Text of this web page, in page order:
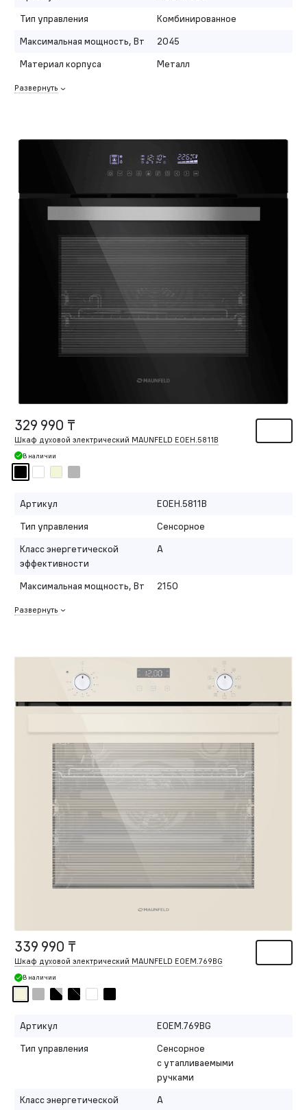
Тип управления
Комбинированное
Максимальная мощность, Вт
2045
Материал корпуса
Металл
Развернуть
329 990 ₸
Шкаф духовой электрический MAUNFELD EOEH.5811B
В наличии
Артикул
EOEH.5811B
Тип управления
Сенсорное
Класс энергетической
эффективности
A
Максимальная мощность, Вт 2150
Развернуть
339 990 ₸
Шкаф духовой электрический MAUNFELD EOEM.769BG
В наличии
Артикул
EOEM.769BG
Тип управления
Сенсорное
с утапливаемыми
ручками
Класс энергетической
A